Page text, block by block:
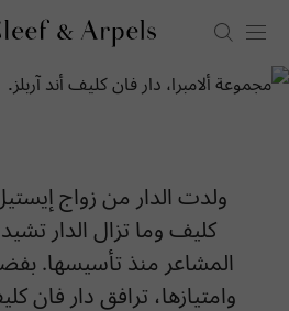
كليف
أند
آربلز
الاحتفال
ولدت الدار من زواج
كليف وما تزال الدار
المشاعر منذ تأسيسها.
وامتيازها، ترافق دار فان